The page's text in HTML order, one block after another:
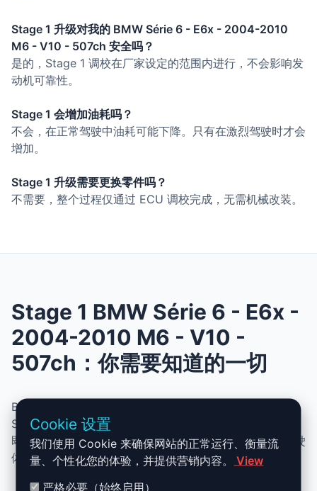
Stage 1 升级对我的 BMW Série 6 - E6x - 2004-2010
M6 - V10 - 507ch 安全吗？
是的，Stage 1 调校在厂家设定的范围内进行，不会影响发
动机可靠性。
Stage 1 会增加油耗吗？
不会，在正常驾驶中油耗可能下降。只有在激烈驾驶时才会
增加。
Stage 1 升级需要更换零件吗？
不需要，整个过程仅通过 ECU 调校完成，无需机械改装。
Stage 1 BMW Série 6 - E6x -
2004-2010 M6 - V10 -
507ch：你需要知道的一切
BMW Série 6 - E6x - 2004-2010 M6 - V10 - 507ch 的
Stage 1 升级结合了性能、安全与简便性。无需机械改动，
即可提升动力、扭矩并优化油耗。非常适合追求更灵敏驾驶
体验且希望保持原厂可靠性的车主。
Cookie 设置
我们使用 Cookie 来确保网站的正常运行、衡量流
量、个性化您的体验，并提供营销内容。
View
严格必要（始终启用）